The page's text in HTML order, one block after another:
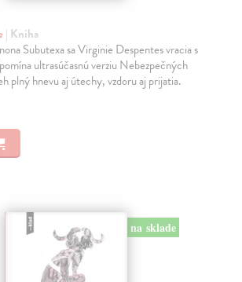
| Kniha
Subutexa sa Virginie Despentes vracia s
ultrasúčasnú verziu Nebezpečných
plný hnevu aj útechy, vzdoru aj prijatia.
na sklade